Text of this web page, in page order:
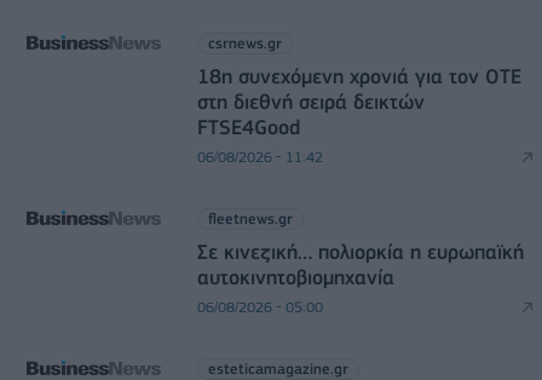
csrnews.gr
18η συνεχόμενη χρονιά για τον ΟΤΕ
στη διεθνή σειρά δεικτών
FTSE4Good
06/08/2026 - 11:42
fleetnews.gr
Σε κινεζική… πολιορκία η ευρωπαϊκή
αυτοκινητοβιομηχανία
06/08/2026 - 05:00
esteticamagazine.gr